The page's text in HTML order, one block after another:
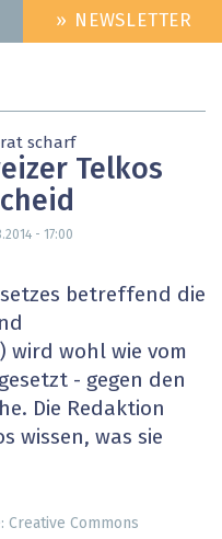
HEADER
MENU
» NEWSLETTER
scharf
Telkos
- 17:00
betreffend die
wird wohl wie vom
- gegen den
Die Redaktion
wissen, was sie
Creative Commons